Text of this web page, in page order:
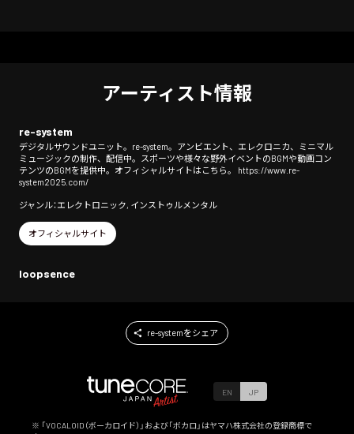
アーティスト情報
re-system
デジタルサウンドユニット。re-system。アンビエント、エレクロニカ、ミニマル
ミュージックの制作、配信中。スポーツや様々な野外イベントのBGMや動画コン
テンツのBGMを提供中。オフィシャルサイトはこちら。 https://www.re-
system2025.com/
ジャンル：エレクトロニック, インストゥルメンタル
オフィシャルサイト
loopsence
re-systemをシェア
EN JP
※ 「VOCALOID（ボーカロイド）」および「ボカロ」はヤマハ株式会社の登録商標で